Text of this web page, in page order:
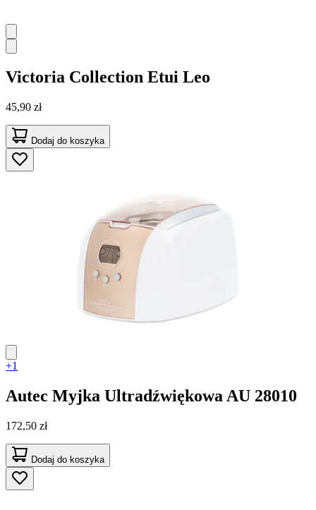
Victoria Collection Etui Leo
45,90 zł
Dodaj do koszyka
+1
Autec Myjka Ultradźwiękowa AU 28010
172,50 zł
Dodaj do koszyka